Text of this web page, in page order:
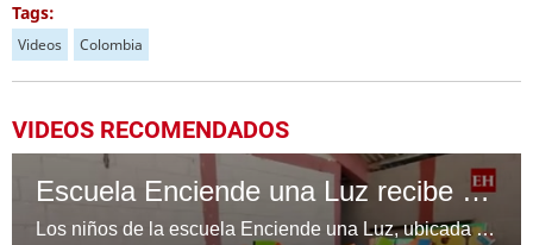
Tags:
Videos Colombia
VIDEOS RECOMENDADOS
Escuela Enciende una Luz recibe cuadernos Quick, gracias a la Maratón del Saber
Los niños de la escuela Enciende una Luz, ubicada en la colonia Altos de Santa Rosa, al sur de Tegucigalpa, recibieron cuadernos Quick como parte de la Campaña Maratón del Saber.